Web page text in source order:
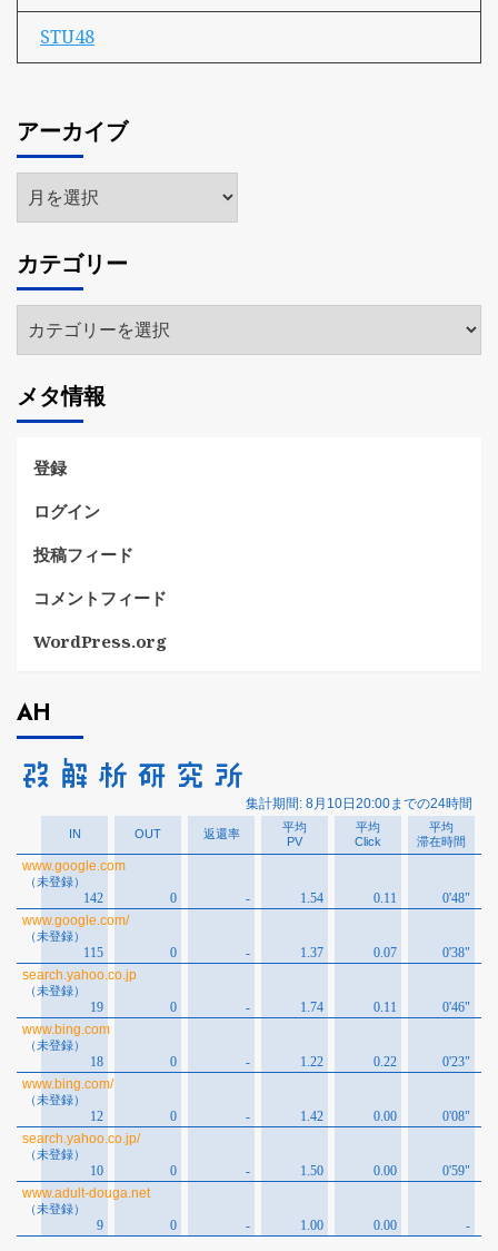
STU48
アーカイブ
ア
ー
イ
ブ
カテゴリー
テ
リ
ー
メタ情報
登録
ログイン
投稿フィード
コメントフィード
WordPress.org
AH